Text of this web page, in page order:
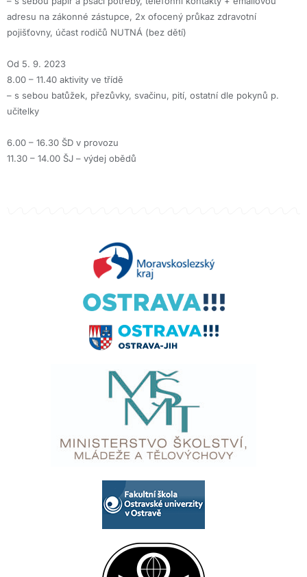
adresu na zákonné zástupce, 2x ofocený průkaz zdravotní
pojišťovny, účast rodičů NUTNÁ (bez dětí)
Od 5. 9. 2023
8.00 – 11.40 aktivity ve třídě
– s sebou batůžek, přezůvky, svačinu, pití, ostatní dle pokynů p.
učitelky
6.00 – 16.30 ŠD v provozu
11.30 – 14.00 ŠJ – výdej obědů